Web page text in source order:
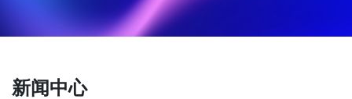
新闻中心